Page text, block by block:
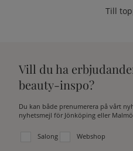
Till
Vill du ha
beauty-inspo?
Du kan både prenumerera på vårt
nyhetsmejl för Jönköping eller
Välj vilken lista du vill prenumerera på:
Salong Webshop